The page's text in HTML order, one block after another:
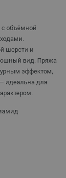
с объёмной
шерсти и
вид. Пряжа
эффектом,
идеальна для